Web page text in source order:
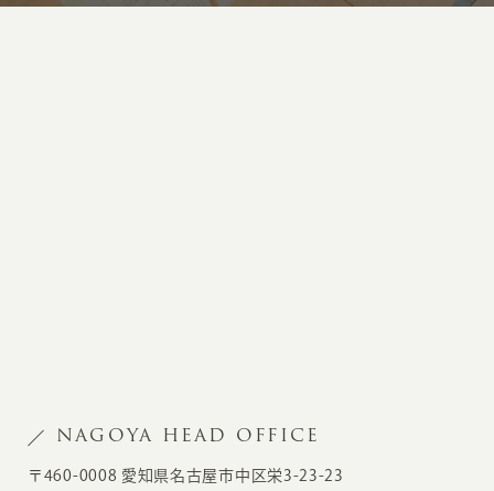
NAGOYA HEAD OFFICE
〒460-0008 愛知県名古屋市中区栄3-23-23